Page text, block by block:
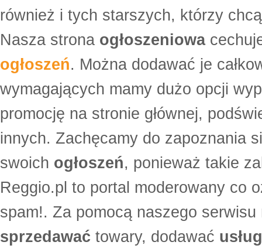
również i tych starszych, którzy
Nasza strona ogłoszeniowa
ogłoszeń. Można dodawać je
wymagających mamy dużo opcji
promocję na stronie głównej,
innych. Zachęcamy do zapoznania
swoich ogłoszeń, ponieważ takie
Reggio.pl to portal moderowany co
spam!. Za pomocą naszego
sprzedawać towary, dodawać